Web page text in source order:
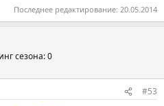
Последнее редактирование: 20.05.2014
сезона: 0
#53